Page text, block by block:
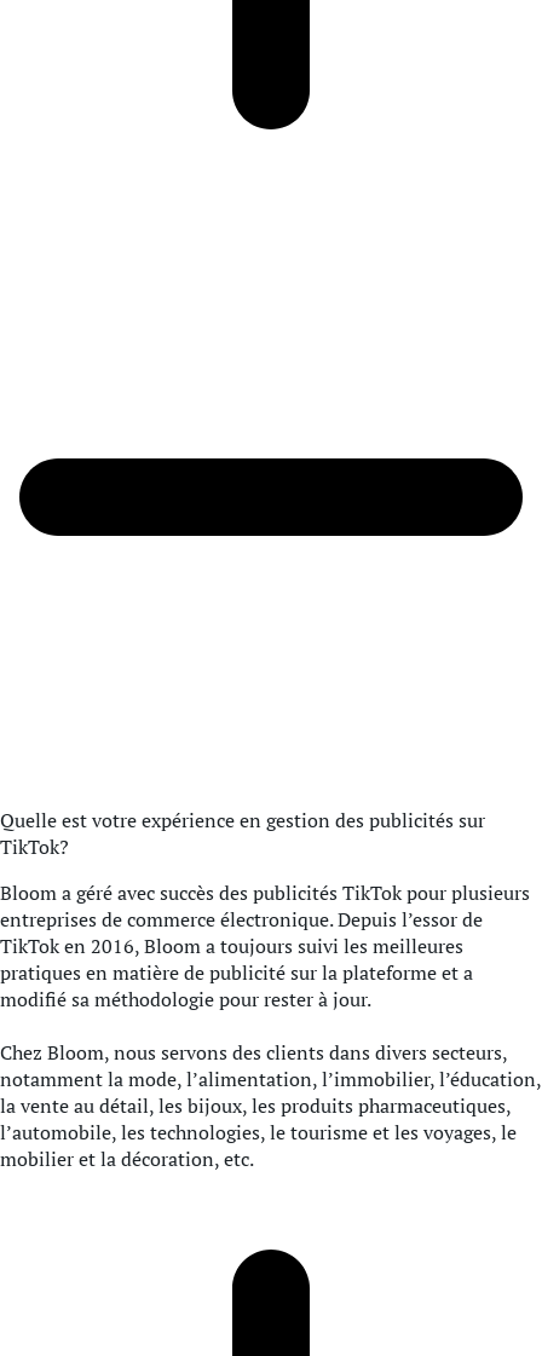
Quelle est votre expérience en gestion des publicités sur
TikTok?
Bloom a géré avec succès des publicités TikTok pour plusieurs
entreprises de commerce électronique. Depuis l’essor de
TikTok en 2016, Bloom a toujours suivi les meilleures
pratiques en matière de publicité sur la plateforme et a
modifié sa méthodologie pour rester à jour.
Chez Bloom, nous servons des clients dans divers secteurs,
notamment la mode, l’alimentation, l’immobilier, l’éducation,
la vente au détail, les bijoux, les produits pharmaceutiques,
l’automobile, les technologies, le tourisme et les voyages, le
mobilier et la décoration, etc.